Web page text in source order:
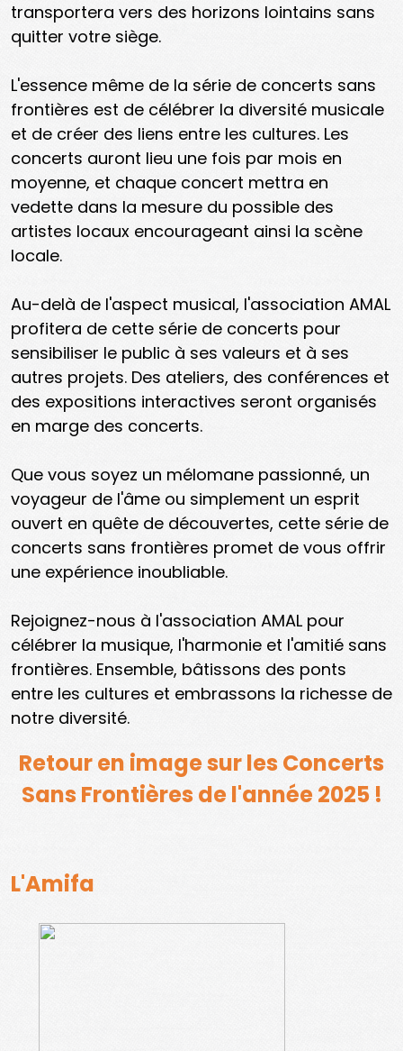
transportera vers des horizons lointains sans
quitter votre siège.
L'essence même de la série de concerts sans
frontières est de célébrer la diversité musicale
et de créer des liens entre les cultures. Les
concerts auront lieu une fois par mois en
moyenne, et chaque concert mettra en
vedette dans la mesure du possible des
artistes locaux encourageant ainsi la scène
locale.
Au-delà de l'aspect musical, l'association AMAL
profitera de cette série de concerts pour
sensibiliser le public à ses valeurs et à ses
autres projets. Des ateliers, des conférences et
des expositions interactives seront organisés
en marge des concerts.
Que vous soyez un mélomane passionné, un
voyageur de l'âme ou simplement un esprit
ouvert en quête de découvertes, cette série de
concerts sans frontières promet de vous offrir
une expérience inoubliable.
Rejoignez-nous à l'association AMAL pour
célébrer la musique, l'harmonie et l'amitié sans
frontières. Ensemble, bâtissons des ponts
entre les cultures et embrassons la richesse de
notre diversité.
Retour en image sur les Concerts
Sans Frontières de l'année 2025 !
L'Amifa